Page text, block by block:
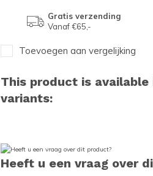
Gratis verzending
Vanaf €65,-
Toevoegen aan vergelijking
This product is
variants:
Heeft u een vraag over